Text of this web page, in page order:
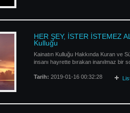
HER ŞEY, İSTER İSTEMEZ
Kulluğu
Kainatın Kulluğu Hakkında Kuran ve
insanı hayrette bırakan inanılmaz bir
Tarih: 2019-01-16 00:32:28